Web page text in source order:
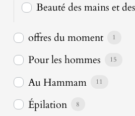
Beauté des mains et
offres du moment 1
Pour les hommes 15
Au Hammam 11
Épilation 8